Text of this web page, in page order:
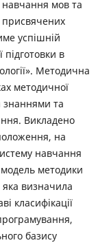
навчання мов та
присвячених
успішній
підготовки в
Методична
методичної
знаннями та
Викладено
на
навчання
методики
яка визначила
класифікації
базису